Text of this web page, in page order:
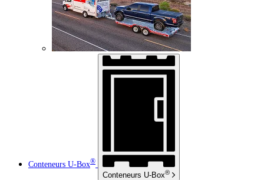
Conteneurs U-Box®
Conteneurs U-Box®